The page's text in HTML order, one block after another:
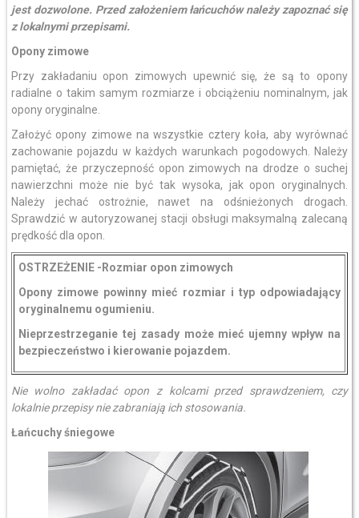
jest dozwolone. Przed założeniem łańcuchów należy zapoznać się
z lokalnymi przepisami.
Opony zimowe
Przy zakładaniu opon zimowych upewnić się, że są to opony
radialne o takim samym rozmiarze i obciążeniu nominalnym, jak
opony oryginalne.
Założyć opony zimowe na wszystkie cztery koła, aby wyrównać
zachowanie pojazdu w każdych warunkach pogodowych. Należy
pamiętać, że przyczepność opon zimowych na drodze o suchej
nawierzchni może nie być tak wysoka, jak opon oryginalnych.
Należy jechać ostrożnie, nawet na odśnieżonych drogach.
Sprawdzić w autoryzowanej stacji obsługi maksymalną zalecaną
prędkość dla opon.
OSTRZEŻENIE -Rozmiar opon zimowych
Opony zimowe powinny mieć rozmiar i typ odpowiadający
oryginalnemu ogumieniu.
Nieprzestrzeganie tej zasady może mieć ujemny wpływ na
bezpieczeństwo i kierowanie pojazdem.
Nie wolno zakładać opon z kolcami przed sprawdzeniem, czy
lokalnie przepisy nie zabraniają ich stosowania.
Łańcuchy śniegowe